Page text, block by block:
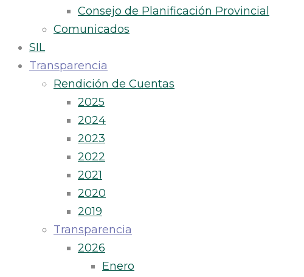
Consejo de Planificación Provincial
Comunicados
SIL
Transparencia
Rendición de Cuentas
2025
2024
2023
2022
2021
2020
2019
Transparencia
2026
Enero